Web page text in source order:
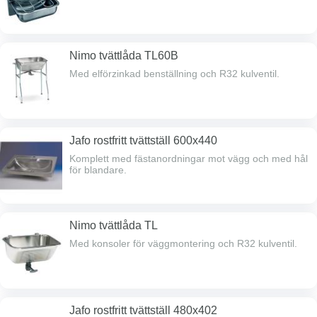
Nimo tvättlåda TL60B
Med elförzinkad benställning och R32 kulventil.
Jafo rostfritt tvättställ 600x440
Komplett med fästanordningar mot vägg och med hål
för blandare.
Nimo tvättlåda TL
Med konsoler för väggmontering och R32 kulventil.
Jafo rostfritt tvättställ 480x402